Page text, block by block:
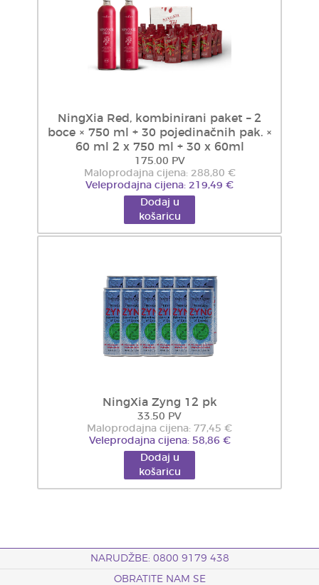
NingXia Red, kombinirani paket – 2
boce × 750 ml + 30 pojedinačnih pak. ×
60 ml 2 x 750 ml + 30 x 60ml
175.00 PV
Maloprodajna cijena: 288,80 €
Veleprodajna cijena: 219,49 €
Dodaj u
košaricu
NingXia Zyng 12 pk
33.50 PV
Maloprodajna cijena: 77,45 €
Veleprodajna cijena: 58,86 €
Dodaj u
košaricu
NARUDŽBE: 0800 9179 438
OBRATITE NAM SE